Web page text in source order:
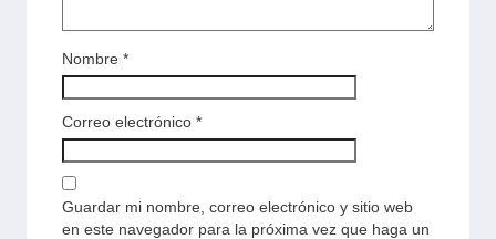
Nombre *
Correo electrónico *
Guardar mi nombre, correo electrónico y sitio web
en este navegador para la próxima vez que haga un